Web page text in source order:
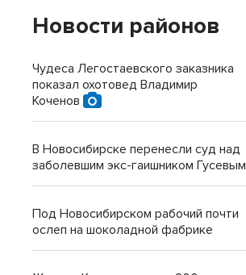
Новости районов
Чудеса Легостаевского заказника
показал охотовед Владимир
Коченов
В Новосибирске перенесли суд над
заболевшим экс-гаишником Гусевым
Под Новосибирском рабочий почти
ослеп на шоколадной фабрике